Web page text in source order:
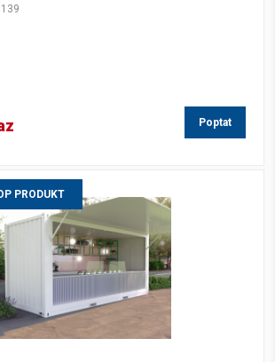
Poptat
PRODUKT